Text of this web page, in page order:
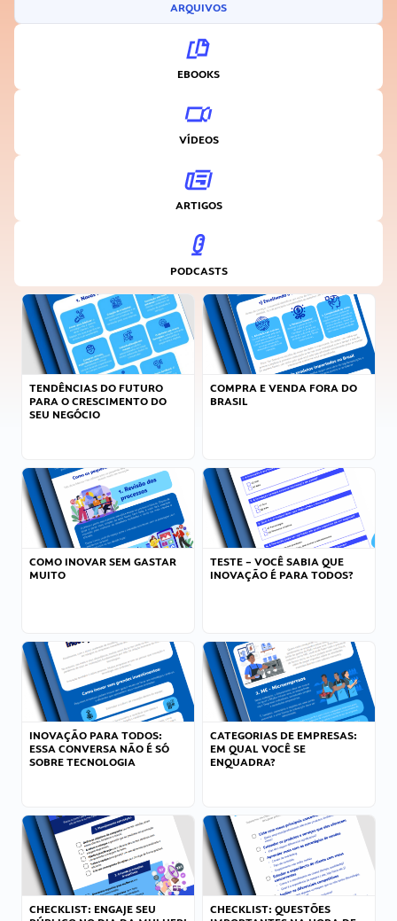
ARQUIVOS
EBOOKS
VÍDEOS
ARTIGOS
PODCASTS
TENDÊNCIAS DO FUTURO
PARA O CRESCIMENTO DO
SEU NEGÓCIO
COMPRA E VENDA FORA DO
BRASIL
COMO INOVAR SEM GASTAR
MUITO
TESTE – VOCÊ SABIA QUE
INOVAÇÃO É PARA TODOS?
INOVAÇÃO PARA TODOS:
ESSA CONVERSA NÃO É SÓ
SOBRE TECNOLOGIA
CATEGORIAS DE EMPRESAS:
EM QUAL VOCÊ SE
ENQUADRA?
CHECKLIST: ENGAJE SEU
CHECKLIST: QUESTÕES